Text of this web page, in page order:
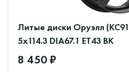
Литые диски Оруэлл
5x114.3 DIA67.1 ET43 BK
8 450 ₽